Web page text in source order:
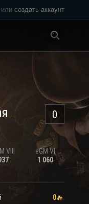
или создать аккаунт
0
VIII
eGM VI
1 060
0